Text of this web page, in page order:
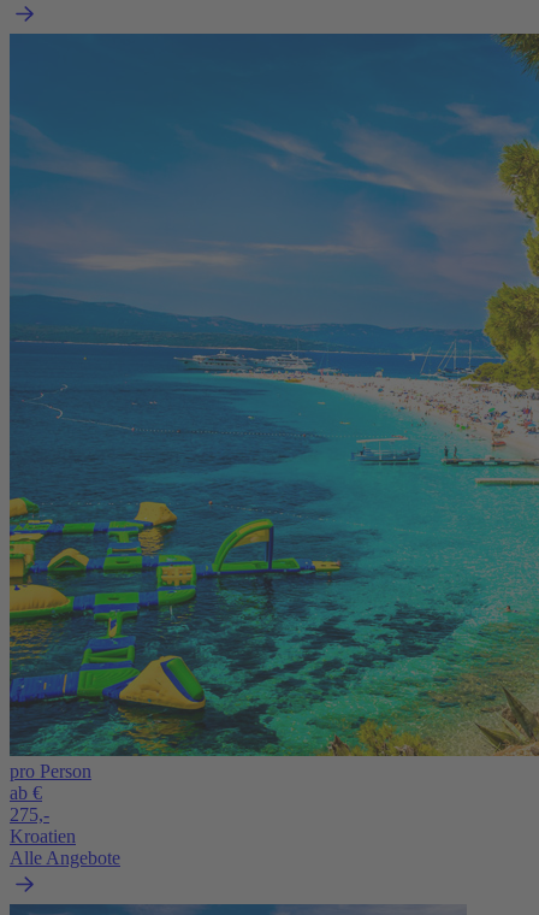
pro Person
ab €
275,-
Kroatien
Alle Angebote